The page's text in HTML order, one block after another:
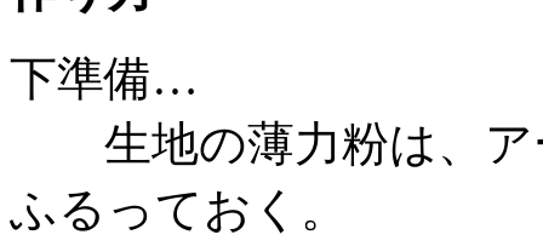
下準備…
生地の薄力粉は、ア
ふるっておく。